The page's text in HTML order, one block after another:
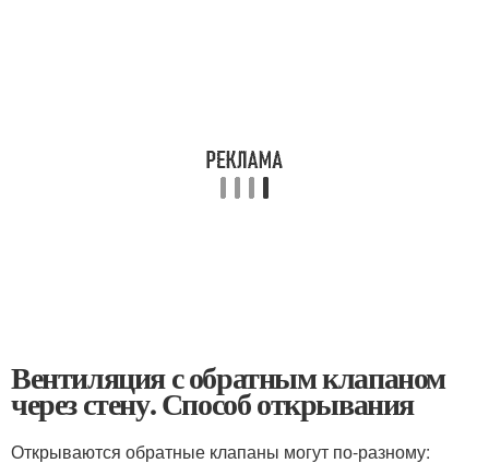
Вентиляция с обратным клапаном
через стену. Способ открывания
Открываются обратные клапаны могут по-разному: